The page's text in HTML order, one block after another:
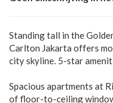
Standing tall in the
Carlton Jakarta offers
city skyline. 5-star
Spacious apartments at
of floor-to-ceiling